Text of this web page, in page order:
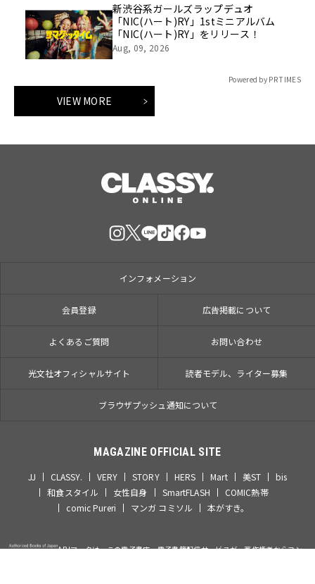
新渋谷系ガールズラップデュオ
「NIC(ハート)RY」1stミニアルバム
「NIC(ハート)RY」をリリース！
Aug, 09, 2026
Powered by PR TIMES
VIEW MORE
インフォメーション
会員登録 広告掲載について
よくあるご質問 お問い合わせ
光文社オフィシャルサイト 読者モデル、ライター募集
ブラウザプッシュ通知について
MAGAZINE OFFICIAL SITE
JJ CLASSY. VERY STORY HERS Mart 美ST
bis
和食スタイル
女性自身 SmartFLASH
COMIC熱帯
comic Pureri
マンガ コミソル 本がすき。
ABJマークは、この電子書店・電子書籍配信サービスが、著作権者からコン